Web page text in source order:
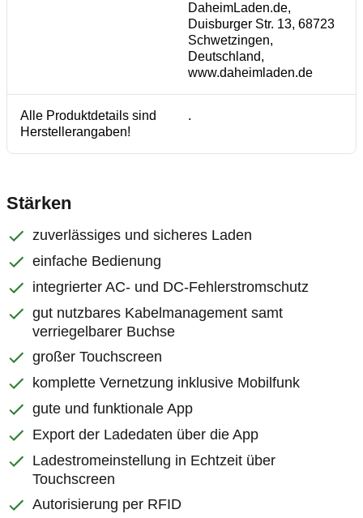
DaheimLaden.de,
Duisburger Str. 13, 68723
Schwetzingen,
Deutschland,
www.daheimladen.de
Alle Produktdetails sind
Herstellerangaben!
.
Stärken
zuverlässiges und sicheres Laden
einfache Bedienung
integrierter AC- und DC-Fehlerstromschutz
gut nutzbares Kabelmanagement samt
verriegelbarer Buchse
großer Touchscreen
komplette Vernetzung inklusive Mobilfunk
gute und funktionale App
Export der Ladedaten über die App
Ladestromeinstellung in Echtzeit über
Touchscreen
Autorisierung per RFID